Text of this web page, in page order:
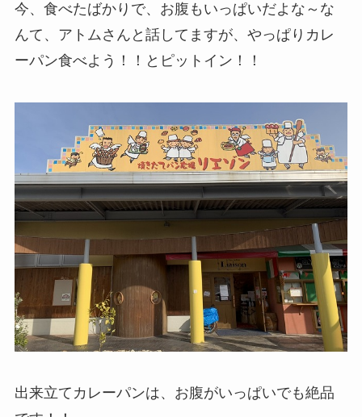
今、食べたばかりで、お腹もいっぱいだよな～な
んて、アトムさんと話してますが、やっぱりカレ
ーパン食べよう！！とピットイン！！
出来立てカレーパンは、お腹がいっぱいでも絶品